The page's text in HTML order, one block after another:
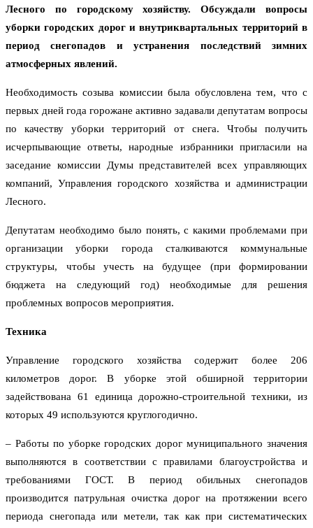
Лесного по городскому хозяйству. Обсуждали вопросы
уборки городских дорог и внутриквартальных территорий в
период снегопадов и устранения последствий зимних
атмосферных явлений.
Необходимость созыва комиссии была обусловлена тем, что с
первых дней года горожане активно задавали депутатам вопросы
по качеству уборки территорий от снега. Чтобы получить
исчерпывающие ответы, народные избранники пригласили на
заседание комиссии Думы представителей всех управляющих
компаний, Управления городского хозяйства и администрации
Лесного.
Депутатам необходимо было понять, с какими проблемами при
организации уборки города сталкиваются коммунальные
структуры, чтобы учесть на будущее (при формировании
бюджета на следующий год) необходимые для решения
проблемных вопросов мероприятия.
Техника
Управление городского хозяйства содержит более 206
километров дорог. В уборке этой обширной территории
задействована 61 единица дорожно-строительной техники, из
которых 49 используются круглогодично.
– Работы по уборке городских дорог муниципального значения
выполняются в соответствии с правилами благоустройства и
требованиями ГОСТ. В период обильных снегопадов
производится патрульная очистка дорог на протяжении всего
периода снегопада или метели, так как при систематических